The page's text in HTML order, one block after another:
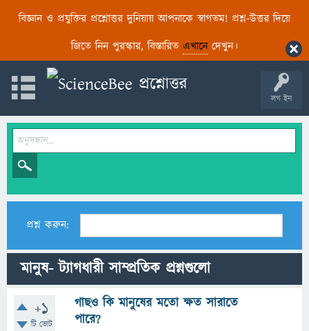
বিজ্ঞান ও প্রযুক্তির প্রশ্নোত্তর দুনিয়ায় আপনাকে স্বাগতম! প্রশ্ন-উত্তর দিয়ে
জিতে নিন পুরস্কার, বিস্তারিত এখানেদেখুন।
লগ ইন
প্রশ্ন করুন:
মানুষ- ট্যাগধারী সাম্প্রতিক প্রশ্নগুলো
+1
টি ভোট
গাছও কি মানুষের মতো ক্ষত সারাতে
পারে?